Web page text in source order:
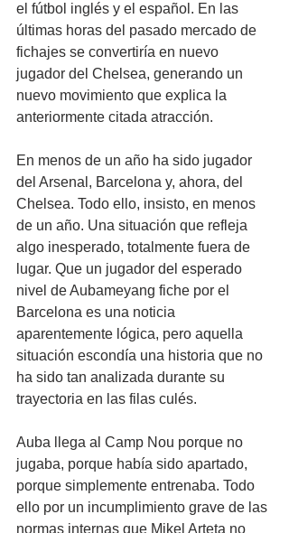
el fútbol inglés y el español. En las
últimas horas del pasado mercado de
fichajes se convertiría en nuevo
jugador del Chelsea, generando un
nuevo movimiento que explica la
anteriormente citada atracción.
En menos de un año ha sido jugador
del Arsenal, Barcelona y, ahora, del
Chelsea. Todo ello, insisto, en menos
de un año. Una situación que refleja
algo inesperado, totalmente fuera de
lugar. Que un jugador del esperado
nivel de Aubameyang fiche por el
Barcelona es una noticia
aparentemente lógica, pero aquella
situación escondía una historia que no
ha sido tan analizada durante su
trayectoria en las filas culés.
Auba llega al Camp Nou porque no
jugaba, porque había sido apartado,
porque simplemente entrenaba. Todo
ello por un incumplimiento grave de las
normas internas que Mikel Arteta no